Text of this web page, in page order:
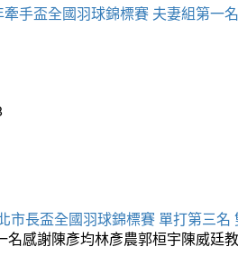
手盃全國羽球錦標賽 夫妻組第一名
市長盃全國羽球錦標賽 單打第三名
名感謝陳彥均林彥農郭桓宇陳威廷